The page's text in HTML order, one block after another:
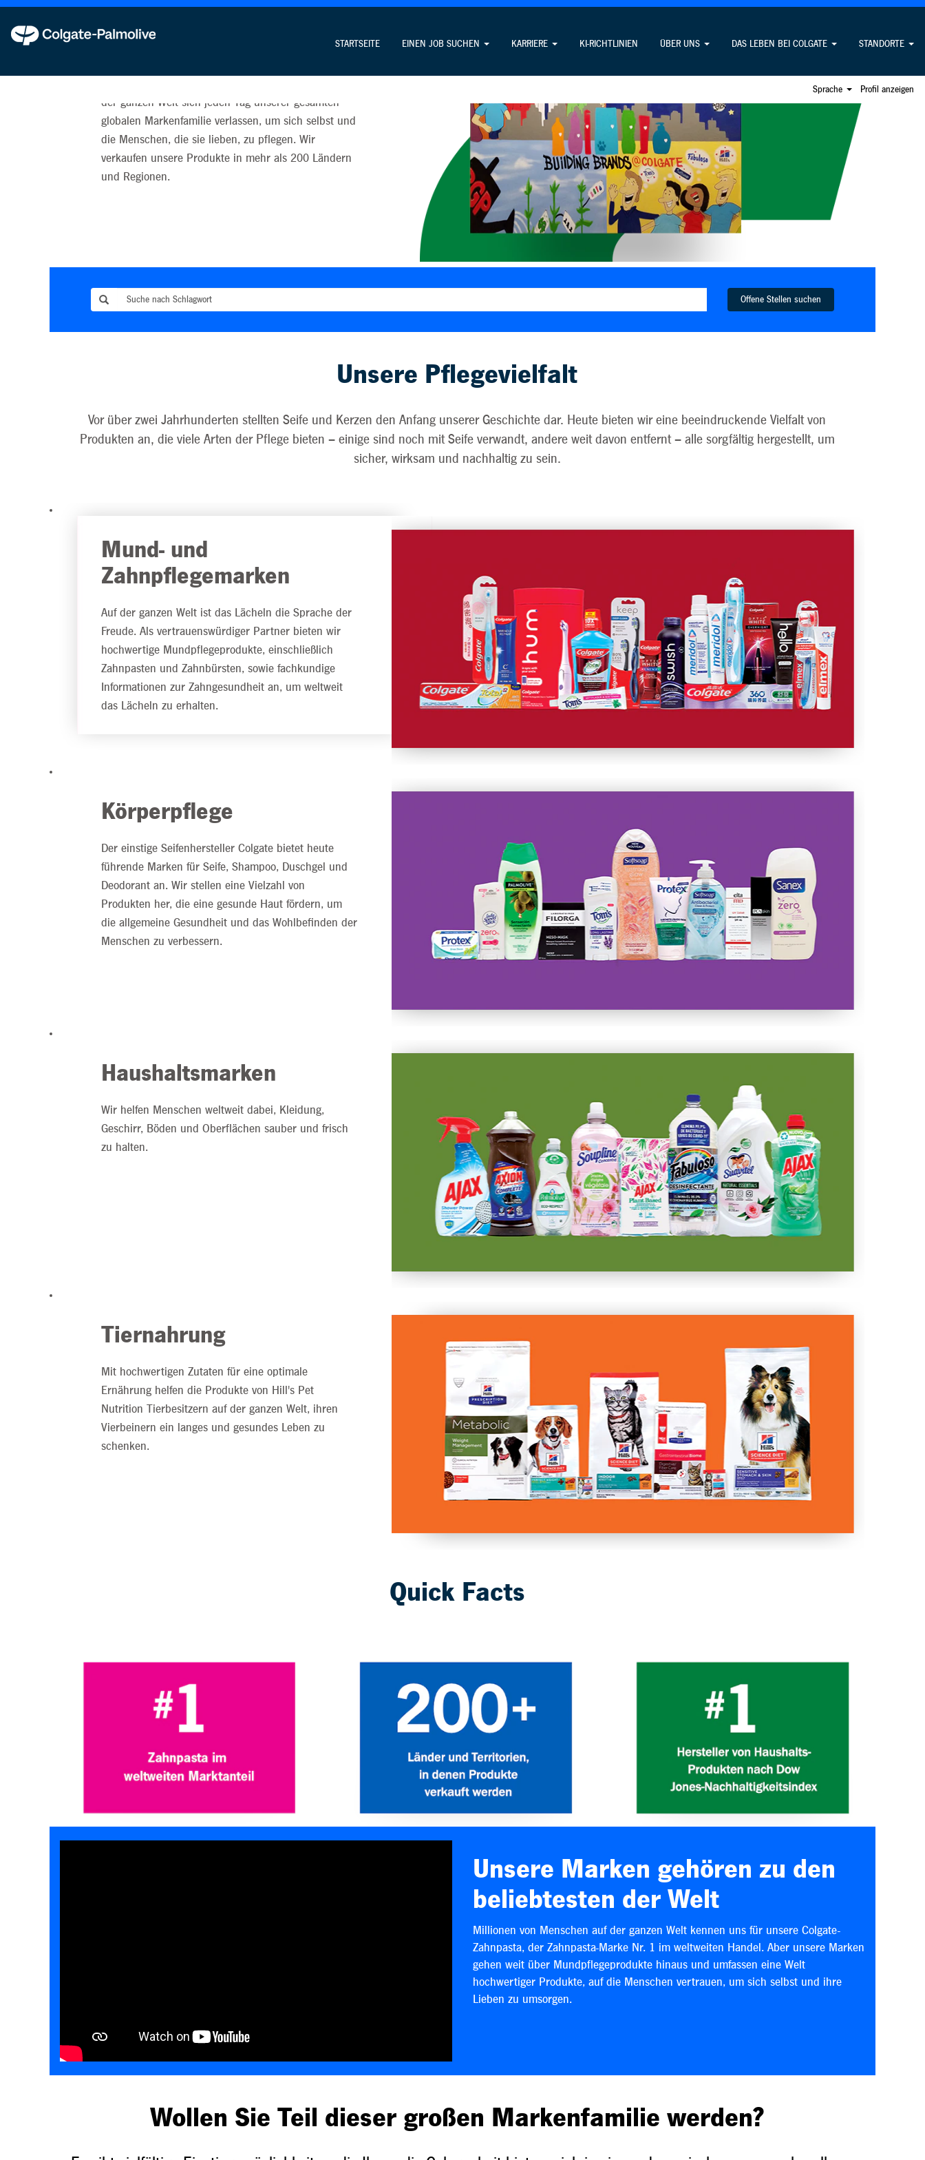
STARTSEITE EINEN JOB SUCHEN KARRIERE KI-RICHTLINIEN ÜBER UNS DAS LEBEN BEI COLGATE STANDORTE
Sprache Profil anzeigen
Unsere Marken
der ganzen Welt sich jeden Tag unserer gesamten
globalen Markenfamilie verlassen, um sich selbst und
die Menschen, die sie lieben, zu pflegen. Wir
verkaufen unsere Produkte in mehr als 200 Ländern
und Regionen.
Offene Stellen suchen
Unsere Pflegevielfalt
Vor über zwei Jahrhunderten stellten Seife und Kerzen den Anfang unserer Geschichte dar. Heute bieten wir eine beeindruckende Vielfalt von
Produkten an, die viele Arten der Pflege bieten – einige sind noch mit Seife verwandt, andere weit davon entfernt – alle sorgfältig hergestellt, um
sicher, wirksam und nachhaltig zu sein.
Mund- und
Zahnpflegemarken
Auf der ganzen Welt ist das Lächeln die Sprache der
Freude. Als vertrauenswürdiger Partner bieten wir
hochwertige Mundpflegeprodukte, einschließlich
Zahnpasten und Zahnbürsten, sowie fachkundige
Informationen zur Zahngesundheit an, um weltweit
das Lächeln zu erhalten.
Körperpflege
Der einstige Seifenhersteller Colgate bietet heute
führende Marken für Seife, Shampoo, Duschgel und
Deodorant an. Wir stellen eine Vielzahl von
Produkten her, die eine gesunde Haut fördern, um
die allgemeine Gesundheit und das Wohlbefinden der
Menschen zu verbessern.
Haushaltsmarken
Wir helfen Menschen weltweit dabei, Kleidung,
Geschirr, Böden und Oberflächen sauber und frisch
zu halten.
Tiernahrung
Mit hochwertigen Zutaten für eine optimale
Ernährung helfen die Produkte von Hill's Pet
Nutrition Tierbesitzern auf der ganzen Welt, ihren
Vierbeinern ein langes und gesundes Leben zu
schenken.
Quick Facts
Unsere Marken gehören zu den
beliebtesten der Welt
Millionen von Menschen auf der ganzen Welt kennen uns für unsere Colgate-
Zahnpasta, der Zahnpasta-Marke Nr. 1 im weltweiten Handel. Aber unsere Marken
gehen weit über Mundpflegeprodukte hinaus und umfassen eine Welt
hochwertiger Produkte, auf die Menschen vertrauen, um sich selbst und ihre
Lieben zu umsorgen.
Wollen Sie Teil dieser großen Markenfamilie werden?